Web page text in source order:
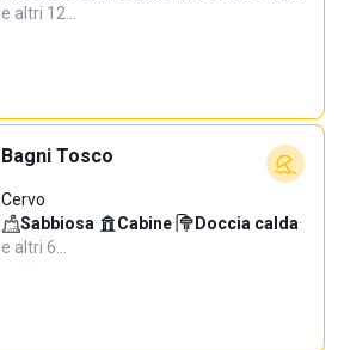
e altri 12…
Bagni Tosco
Cervo
Sabbiosa· Cabine· Doccia calda·
e altri 6…